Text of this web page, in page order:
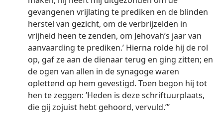
gevangenen vrijlating te prediken en de blinden
herstel van gezicht, om de verbrijzelden in
vrijheid heen te zenden, om Jehovah’s jaar van
aanvaarding te prediken.’ Hierna rolde hij de rol
op, gaf ze aan de dienaar terug en ging zitten; en
de ogen van allen in de synagoge waren
oplettend op hem gevestigd. Toen begon hij tot
hen te zeggen: ’Heden is deze schriftuurplaats,
die gij zojuist hebt gehoord, vervuld.’”